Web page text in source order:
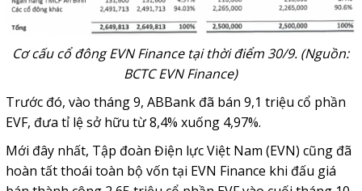
Cơ cấu cổ đông EVN Finance tại thời điểm 30/9. (Nguồn:
BCTC EVN Finance)
Trước đó, vào tháng 9, ABBank đã bán 9,1 triệu cổ phần
EVF, đưa tỉ lệ sở hữu từ 8,4% xuống 4,97%.
Mới đây nhất, Tập đoàn Điện lực Việt Nam (EVN) cũng đã
hoàn tất thoái toàn bộ vốn tại EVN Finance khi đấu giá